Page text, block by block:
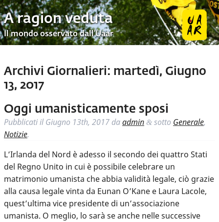
A ragion veduta
Il mondo osservato dall’Uaar
Archivi Giornalieri: martedì, Giugno
13, 2017
Oggi umanisticamente sposi
Pubblicati ilGiugno 13th, 2017 daadmin & sotto Generale,
Notizie.
L’Irlanda del Nord è adesso il secondo dei quattro Stati
del Regno Unito in cui è possibile celebrare un
matrimonio umanista che abbia validità legale, ciò grazie
alla causa legale vinta da Eunan O’Kane e Laura Lacole,
quest’ultima vice presidente di un’associazione
umanista. O meglio, lo sarà se anche nelle successive